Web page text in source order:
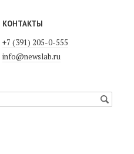
КОНТАКТЫ
+7 (391) 205-0-555
info@newslab.ru